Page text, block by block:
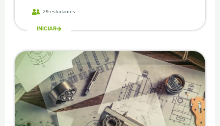
i
c
e
r
a
29 estudantes
INICIAR